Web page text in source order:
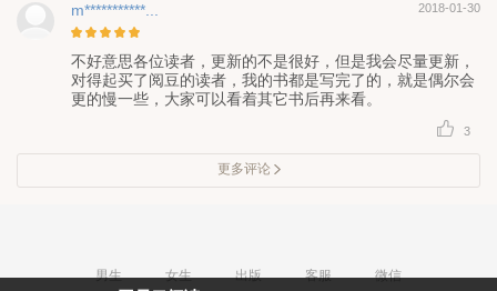
m***********... 2018-01-30
不好意思各位读者，更新的不是很好，但是我会尽量更新，
对得起买了阅豆的读者，我的书都是写完了的，就是偶尔会
更的慢一些，大家可以看着其它书后再来看。
3
更多评论
男生 女生 出版 客服 微信